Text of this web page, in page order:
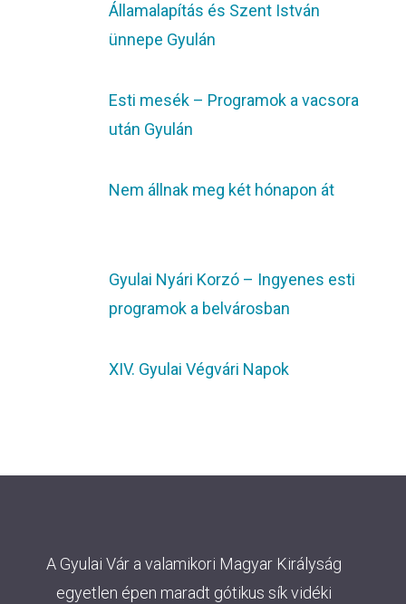
Államalapítás és Szent István
ünnepe Gyulán
Esti mesék – Programok a vacsora
után Gyulán
Nem állnak meg két hónapon át
Gyulai Nyári Korzó – Ingyenes esti
programok a belvárosban
XIV. Gyulai Végvári Napok
A Gyulai Vár a valamikori Magyar Királyság
egyetlen épen maradt gótikus sík vidéki